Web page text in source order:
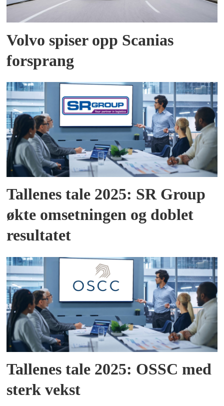
Volvo spiser opp Scanias
forsprang
Tallenes tale 2025: SR Group
økte omsetningen og doblet
resultatet
Tallenes tale 2025: OSSC med
sterk vekst